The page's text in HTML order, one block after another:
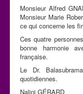
Monsieur Alfred
Monsieur Marie
ce qui concerne les
Ces quatre
bonne harmonie
française.
Le Dr.
quotidiennes.
Nalini GÉRARD